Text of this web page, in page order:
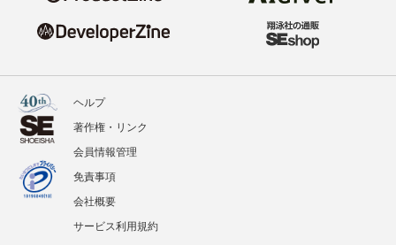
ヘルプ
著作権・リンク
会員情報管理
免責事項
会社概要
サービス利用規約